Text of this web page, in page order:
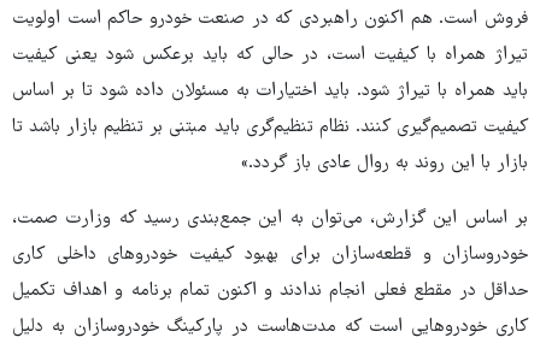
فروش است. هم اکنون راهبردی که در صنعت خودرو حاکم است اولویت
تیراژ همراه با کیفیت است، در حالی که باید برعکس شود یعنی کیفیت
باید همراه با تیراژ شود. باید اختیارات به مسئولان داده شود تا بر اساس
کیفیت تصمیم‌گیری کنند. نظام تنظیم‌گری باید مبتنی بر تنظیم بازار باشد تا
بازار با این روند به روال عادی باز گردد.»
بر اساس این گزارش، می‌توان به این جمع‌بندی رسید که وزارت صمت،
خودروسازان و قطعه‌سازان برای بهبود کیفیت خودروهای داخلی کاری
حداقل در مقطع فعلی انجام ندادند و اکنون تمام برنامه و اهداف تکمیل
کاری خودروهایی است که مدت‌هاست در پارکینگ خودروسازان به دلیل